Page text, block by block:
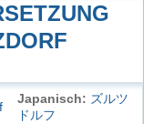
Japanisch: ズルツ
ドルフ